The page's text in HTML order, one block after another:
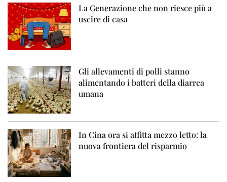
La Generazione che non riesce più a
uscire di casa
Gli allevamenti di polli stanno
alimentando i batteri della diarrea
umana
In Cina ora si affitta mezzo letto: la
nuova frontiera del risparmio